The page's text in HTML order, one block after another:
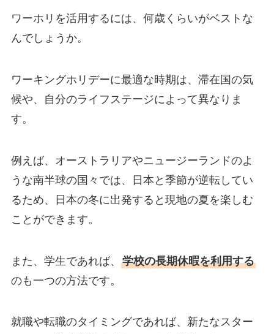
ワーホリを活用するには、何歳くらいがベストな
んでしょうか。
ワーキングホリデーに最適な時期は、滞在国の気
候や、自分のライフステージによって異なりま
す。
例えば、オーストラリアやニュージーランドのよ
うな南半球の国々では、日本と季節が逆転してい
るため、日本の冬に出発すると現地の夏を楽しむ
ことができます。
また、学生であれば、 学校の長期休暇を利用する
のも一つの方法です。
就職や転職のタイミングであれば、新たなスター